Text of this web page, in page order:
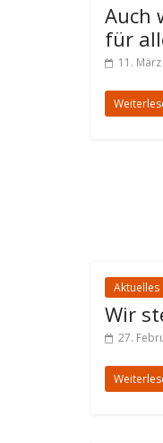
Auch
für
11.
Aktuelles
Wir
27.